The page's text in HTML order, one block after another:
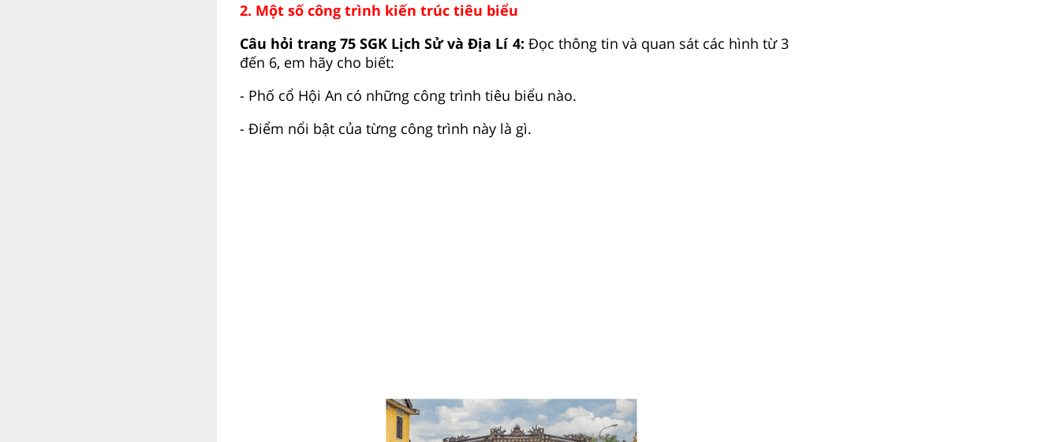
2. Một số công trình kiến trúc tiêu biểu
Câu hỏi trang 75 SGK Lịch Sử và Địa Lí 4: Đọc thông tin và quan sát các hình từ 3
đến 6, em hãy cho biết:
- Phố cổ Hội An có những công trình tiêu biểu nào.
- Điểm nổi bật của từng công trình này là gì.